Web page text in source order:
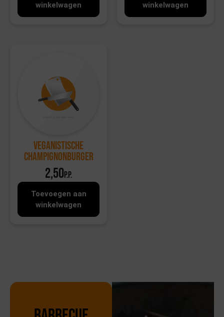
winkelwagen
winkelwagen
Veganistische
Champignonburger
2,50p.p.
Toevoegen aan
winkelwagen